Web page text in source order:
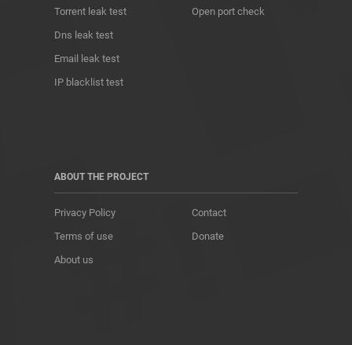
Torrent leak test
Dns leak test
Email leak test
IP blacklist test
Open port check
ABOUT THE PROJECT
Privacy Policy
Terms of use
About us
Contact
Donate